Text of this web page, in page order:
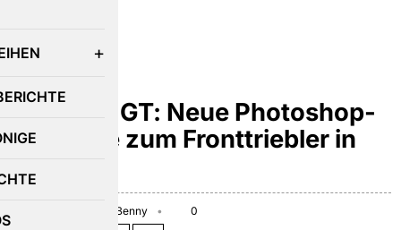
BMW 1er GT: Neue Photoshop-
Entwürfe zum Fronttriebler in
Paris
Benny
0